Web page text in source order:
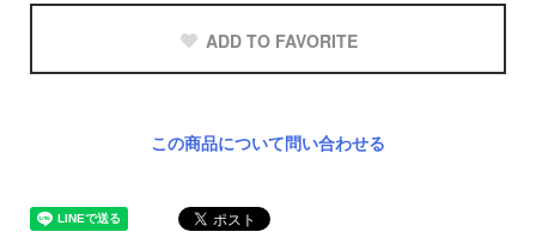
ADD TO FAVORITE
この商品について問い合わせる